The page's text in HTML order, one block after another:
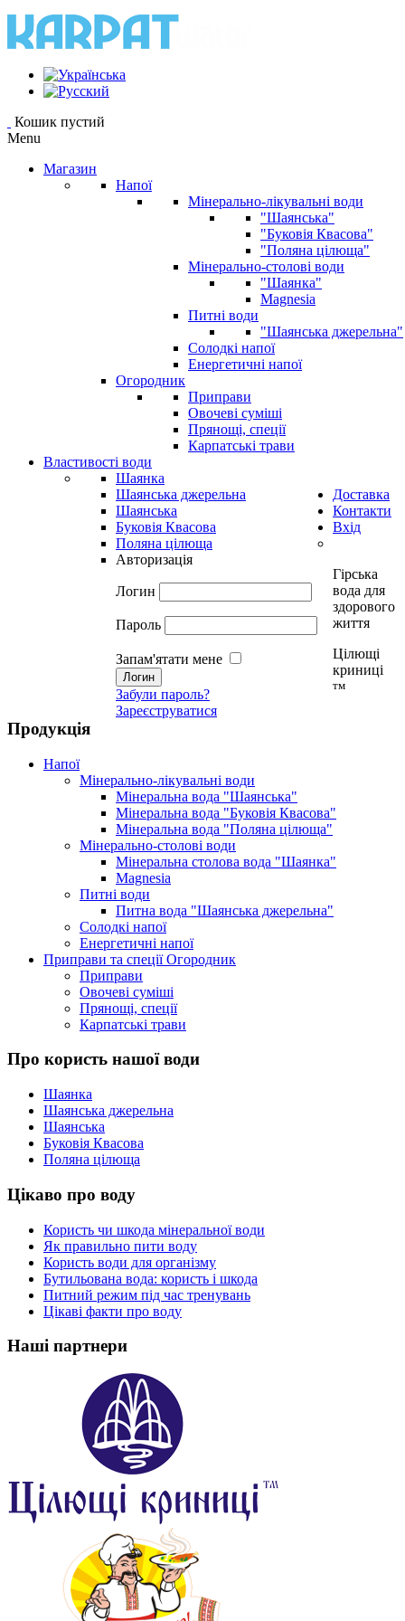
Кошик пустий
Menu
Магазин
Напої
Мінерально-лікувальні води
"Шаянська"
"Буковія Квасова"
"Поляна цілюща"
Мінерально-столові води
"Шаянка"
Magnesia
Питні води
"Шаянська джерельна"
Солодкі напої
Енергетичні напої
Огородник
Приправи
Овочеві суміші
Прянощі, спеції
Карпатські трави
Властивості води
Шаянка
Шаянська джерельна
Шаянська
Буковія Квасова
Поляна цілюща
Доставка
Контакти
Вхід
Авторизація
Логин
Пароль
Запам'ятати мене
Забули пароль?
Зареєструватися
Гірська
вода для
здорового
життя
Цілющі
криниці
тм
Продукція
Напої
Мінерально-лікувальні води
Мінеральна вода "Шаянська"
Мінеральна вода "Буковія Квасова"
Мінеральна вода "Поляна цілюща"
Мінерально-столові води
Мінеральна столова вода "Шаянка"
Magnesia
Питні води
Питна вода "Шаянська джерельна"
Солодкі напої
Енергетичні напої
Приправи та спеції Огородник
Приправи
Овочеві суміші
Прянощі, спеції
Карпатські трави
Про користь нашої води
Шаянка
Шаянська джерельна
Шаянська
Буковія Квасова
Поляна цілюща
Цікаво про воду
Користь чи шкода мінеральної води
Як правильно пити воду
Користь води для організму
Бутильована вода: користь і шкода
Питний режим під час тренувань
Цікаві факти про воду
Наші партнери